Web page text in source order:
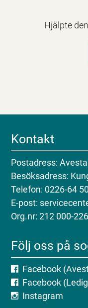
Hjälpte
Kontakt
Postadress:
Besöksadress:
Telefon: 0226-64
E-post:
Org.nr: 212 000-
Följ oss på
Facebook
Facebook
Instagram